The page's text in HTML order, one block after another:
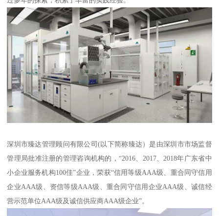
深圳市臻达管理顾问有限公司(以下简称臻达）是由深圳市市场监督
管理局批准注册的管理咨询机构的，“2016、2017、2018年广东省中
小企业服务机构100佳”企业，荣获“信用等级AAA级、重合同守信用
企业AAA级、资信等级AAA级、重合同守信用企业AAA级、诚信经
营示范单位AAA级及诚信供应商AAA级企业”。